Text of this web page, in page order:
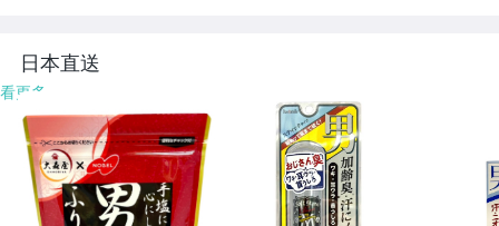
★688
日本直送
看更多